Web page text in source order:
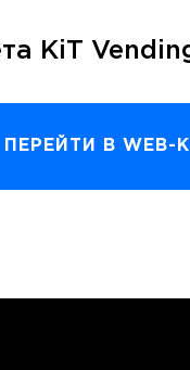
KiT
ПЕРЕЙТИ В WEB-